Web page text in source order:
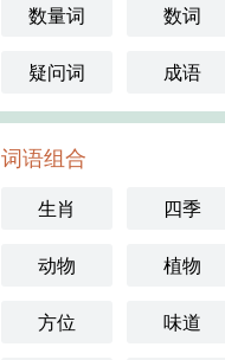
数量词 数词
疑问词 成语
词语组合
生肖 四季
动物 植物
方位 味道